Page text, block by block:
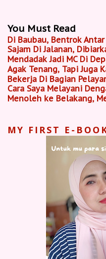
You Must Read
Di Baubau, Bentrok
Sajam Di Jalanan,
Mendadak Jadi MC Di
Agak Tenang, Tapi Juga
Bekerja Di Bagian
Cara Saya Melayani
Menoleh ke Belakang,
MY FIRST E-